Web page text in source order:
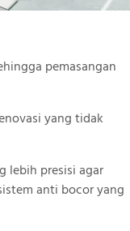
pemasangan
yang tidak
lebih presisi agar
anti bocor yang